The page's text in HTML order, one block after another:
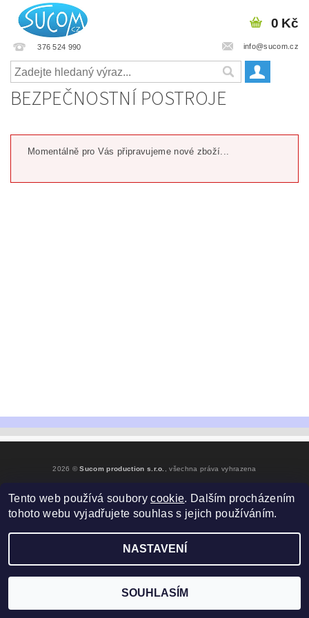
376 524 990 info@sucom.cz
0 Kč
BEZPEČNOSTNÍ POSTROJE
Momentálně pro Vás připravujeme nové zboží...
2026 ©Sucom production s.r.o. , všechna práva vyhrazena
Vytvořil Shoptet
Tento web používá souborycookie. Dalším procházením
tohoto webu vyjadřujete souhlas s jejich používáním.
NASTAVENÍ
SOUHLASÍM